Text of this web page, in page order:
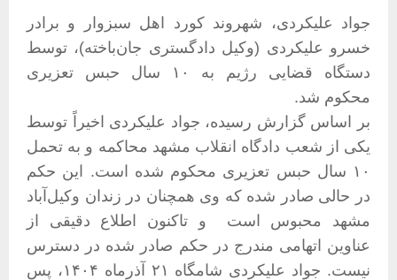
جواد علیکردی، شهروند کورد اهل سبزوار و برادر
خسرو علیکردی (وکیل دادگستری جان‌باخته)، توسط
دستگاه قضایی رژیم به ۱۰ سال حبس تعزیری
محکوم شد.
بر اساس گزارش رسیده، جواد علیکردی اخیراً توسط
یکی از شعب دادگاه انقلاب مشهد محاکمه و به تحمل
۱۰ سال حبس تعزیری محکوم شده است. این حکم
در حالی صادر شده که وی همچنان در زندان وکیل‌آباد
مشهد محبوس است و تاکنون اطلاع دقیقی از
عناوین اتهامی مندرج در حکم صادر شده در دسترس
نیست.
جواد علیکردی شامگاه ۲۱ آذرماه ۱۴۰۴، پس